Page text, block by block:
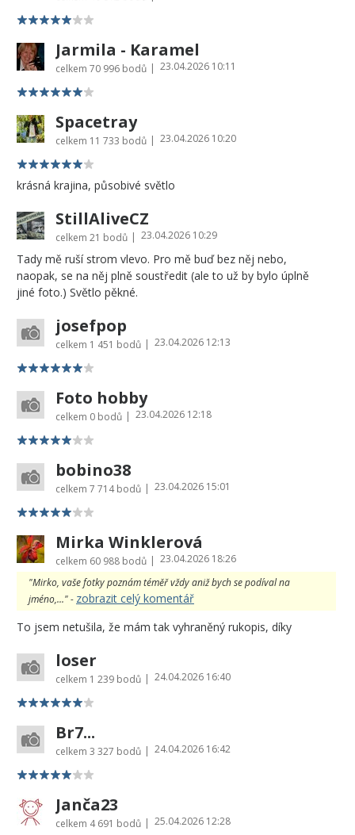
Jarmila - Karamel
celkem 70 996 bodů | 23.04.2026 10:11
Spacetray
celkem 11 733 bodů | 23.04.2026 10:20
krásná krajina, působivé světlo
StillAliveCZ
celkem 21 bodů | 23.04.2026 10:29
Tady mě ruší strom vlevo. Pro mě buď bez něj nebo,
naopak, se na něj plně soustředit (ale to už by bylo úplně
jiné foto.) Světlo pěkné.
josefpop
celkem 1 451 bodů | 23.04.2026 12:13
Foto hobby
celkem 0 bodů | 23.04.2026 12:18
bobino38
celkem 7 714 bodů | 23.04.2026 15:01
Mirka Winklerová
celkem 60 988 bodů | 23.04.2026 18:26
"Mirko, vaše fotky poznám téměř vždy aniž bych se podíval na
jméno,..." - zobrazit celý komentář
To jsem netušila, že mám tak vyhraněný rukopis, díky
loser
celkem 1 239 bodů | 24.04.2026 16:40
Br7...
celkem 3 327 bodů | 24.04.2026 16:42
Janča23
celkem 4 691 bodů | 25.04.2026 12:28